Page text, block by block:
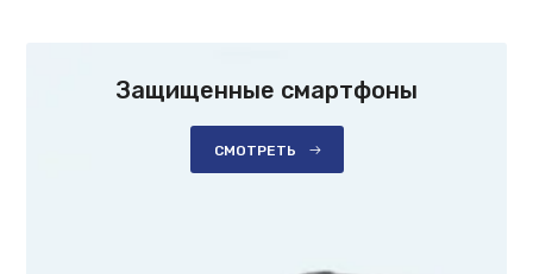
Защищенные смартфоны
СМОТРЕТЬ